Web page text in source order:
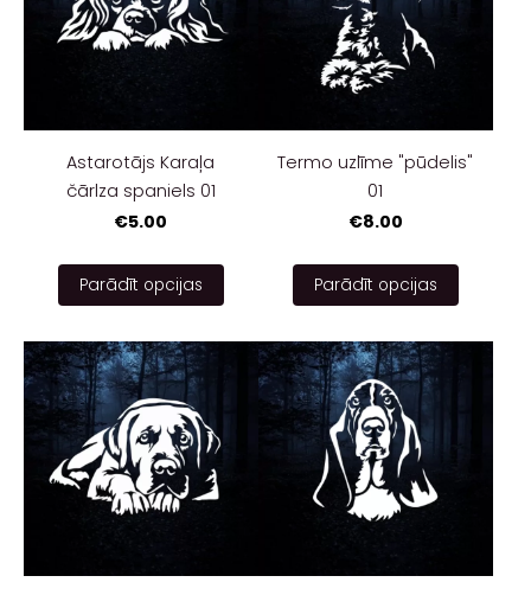
Astarotājs Karaļa
čārlza spaniels 01
€5.00
Parādīt opcijas
Termo uzlīme "pūdelis"
01
€8.00
Parādīt opcijas